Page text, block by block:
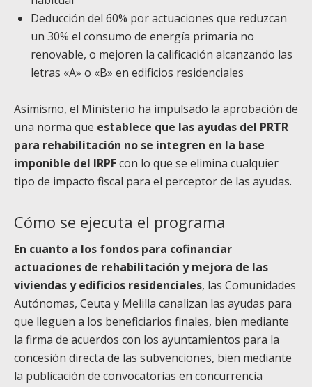
Deducción del 60% por actuaciones que reduzcan
un 30% el consumo de energía primaria no
renovable, o mejoren la calificación alcanzando las
letras «A» o «B» en edificios residenciales
Asimismo, el Ministerio ha impulsado la aprobación de
una norma que establece que las ayudas del PRTR
para rehabilitación no se integren en la base
imponible del IRPFcon lo que se elimina cualquier
tipo de impacto fiscal para el perceptor de las ayudas.
Cómo se ejecuta el programa
En cuanto a los fondos para cofinanciar
actuaciones de rehabilitación y mejora de las
viviendas y edificios residenciales, las Comunidades
Autónomas, Ceuta y Melilla canalizan las ayudas para
que lleguen a los beneficiarios finales, bien mediante
la firma de acuerdos con los ayuntamientos para la
concesión directa de las subvenciones, bien mediante
la publicación de convocatorias en concurrencia